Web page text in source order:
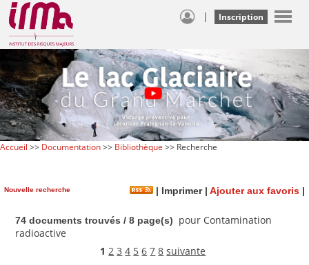
| Inscription
Accueil >> Documentation>> Bibliothèque >> Recherche
Nouvelle recherche | Imprimer| Ajouter aux favoris |
74 documents trouvés / 8 page(s)
pour Contamination
radioactive
1 2 3 4 5 6 7 8 suivante